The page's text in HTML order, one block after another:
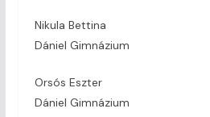
Nikula Bettina
Dániel Gimnázium
Orsós Eszter
Dániel Gimnázium